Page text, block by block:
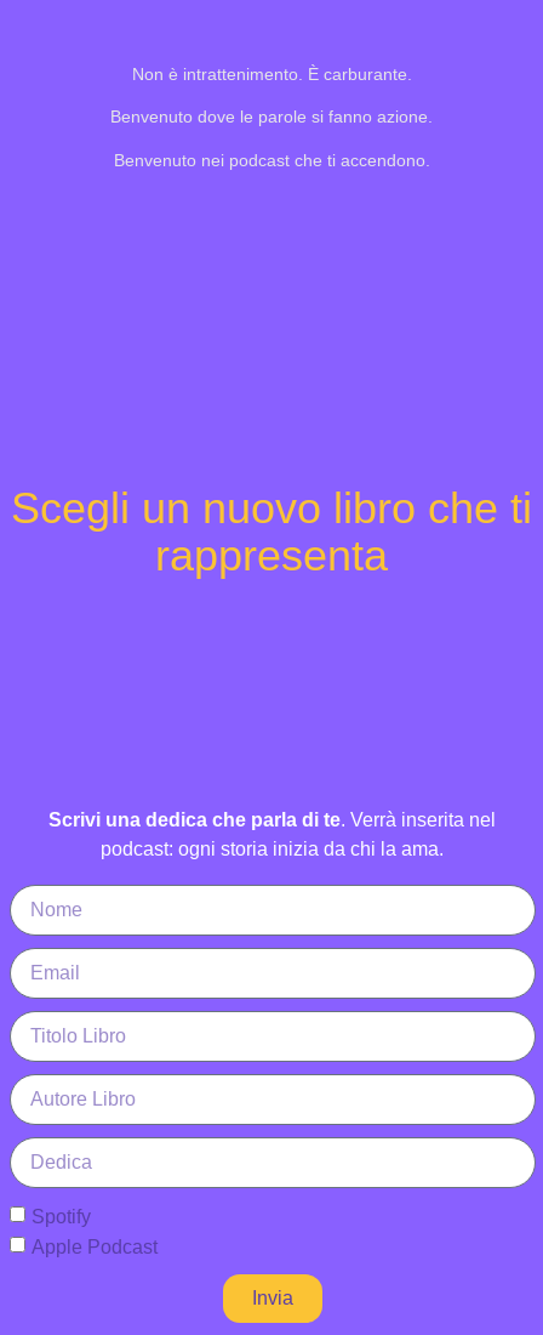
Non è intrattenimento. È carburante.
Benvenuto dove le parole si fanno azione.
Benvenuto nei podcast che ti accendono.
Scegli un nuovo libro che ti
rappresenta
Scrivi una dedica che parla di te. Verrà inserita nel
podcast: ogni storia inizia da chi la ama.
Spotify
Apple Podcast
Invia